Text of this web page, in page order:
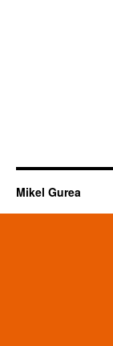
Mikel Gurea